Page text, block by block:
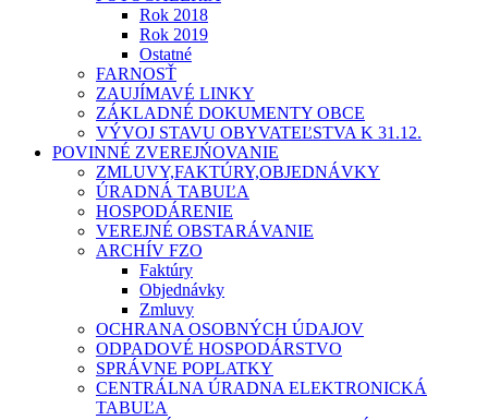
Rok 2018
Rok 2019
Ostatné
FARNOSŤ
ZAUJÍMAVÉ LINKY
ZÁKLADNÉ DOKUMENTY OBCE
VÝVOJ STAVU OBYVATEĽSTVA K 31.12.
POVINNÉ ZVEREJŃOVANIE
ZMLUVY,FAKTÚRY,OBJEDNÁVKY
ÚRADNÁ TABUĽA
HOSPODÁRENIE
VEREJNÉ OBSTARÁVANIE
ARCHÍV FZO
Faktúry
Objednávky
Zmluvy
OCHRANA OSOBNÝCH ÚDAJOV
ODPADOVÉ HOSPODÁRSTVO
SPRÁVNE POPLATKY
CENTRÁLNA ÚRADNA ELEKTRONICKÁ
TABUĽA